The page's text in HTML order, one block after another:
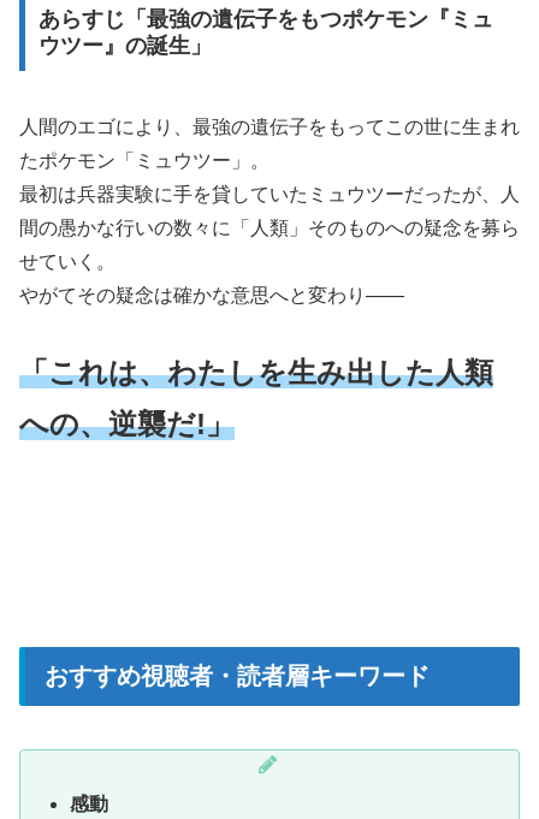
あらすじ「最強の遺伝子をもつポケモン『ミュ
ウツー』の誕生」
人間のエゴにより、最強の遺伝子をもってこの世に生まれ
たポケモン「ミュウツー」。
最初は兵器実験に手を貸していたミュウツーだったが、人
間の愚かな行いの数々に「人類」そのものへの疑念を募ら
せていく。
やがてその疑念は確かな意思へと変わり――
「これは、わたしを生み出した人類
への、逆襲だ!」
おすすめ視聴者・読者層キーワード
感動